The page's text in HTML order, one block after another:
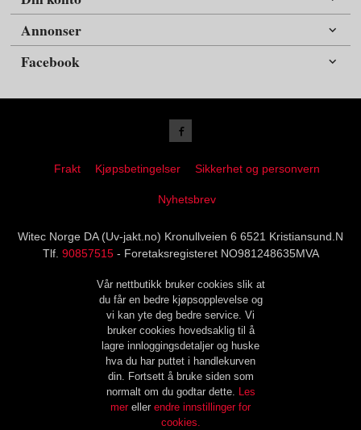
Annonser
Facebook
Frakt Kjøpsbetingelser Sikkerhet og personvern
Nyhetsbrev
Witec Norge DA (Uv-jakt.no) Kronullveien 6 6521 Kristiansund.N
Tlf. 90857515- Foretaksregisteret NO981248635MVA
Vår nettbutikk bruker cookies slik at
du får en bedre kjøpsopplevelse og
vi kan yte deg bedre service. Vi
bruker cookies hovedsaklig til å
lagre innloggingsdetaljer og huske
hva du har puttet i handlekurven
din. Fortsett å bruke siden som
normalt om du godtar dette.
Les
mer eller endre innstillinger for
cookies.